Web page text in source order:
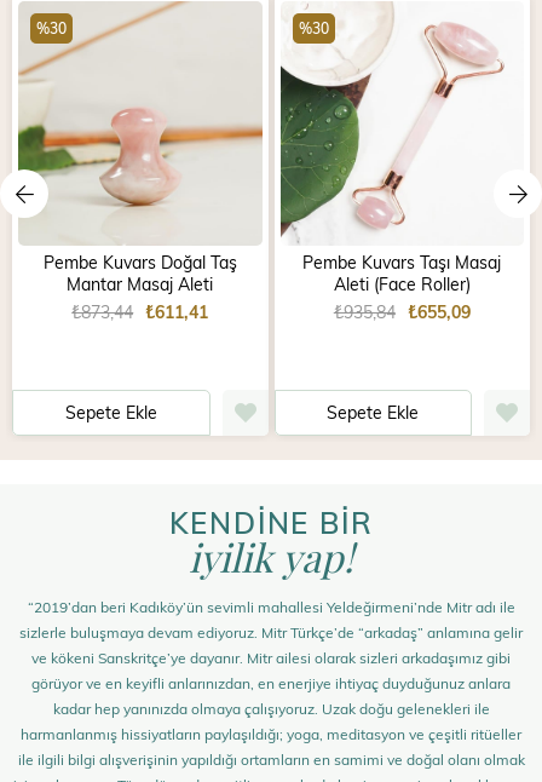
Pembe Kuvars Doğal Taş
Mantar Masaj Aleti
₺611,41
₺873,44
Sepete Ekle
%30
Pembe Kuvars Taşı Masaj
Aleti (Face Roller)
₺655,09
₺935,84
Sepete Ekle
%30
KENDİNE BİR
iyilik yap!
“2019’dan beri Kadıköy’ün sevimli mahallesi Yeldeğirmeni’nde Mitr adı ile
sizlerle buluşmaya devam ediyoruz. Mitr Türkçe’de “arkadaş” anlamına gelir
ve kökeni Sanskritçe’ye dayanır. Mitr ailesi olarak sizleri arkadaşımız gibi
görüyor ve en keyifli anlarınızdan, en enerjiye ihtiyaç duyduğunuz anlara
kadar hep yanınızda olmaya çalışıyoruz. Uzak doğu gelenekleri ile
harmanlanmış hissiyatların paylaşıldığı; yoga, meditasyon ve çeşitli ritüeller
ile ilgili bilgi alışverişinin yapıldığı ortamların en samimi ve doğal olanı olmak